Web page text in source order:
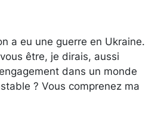
a eu une guerre en Ukraine.
être, je dirais, aussi
dans un monde
? Vous comprenez ma